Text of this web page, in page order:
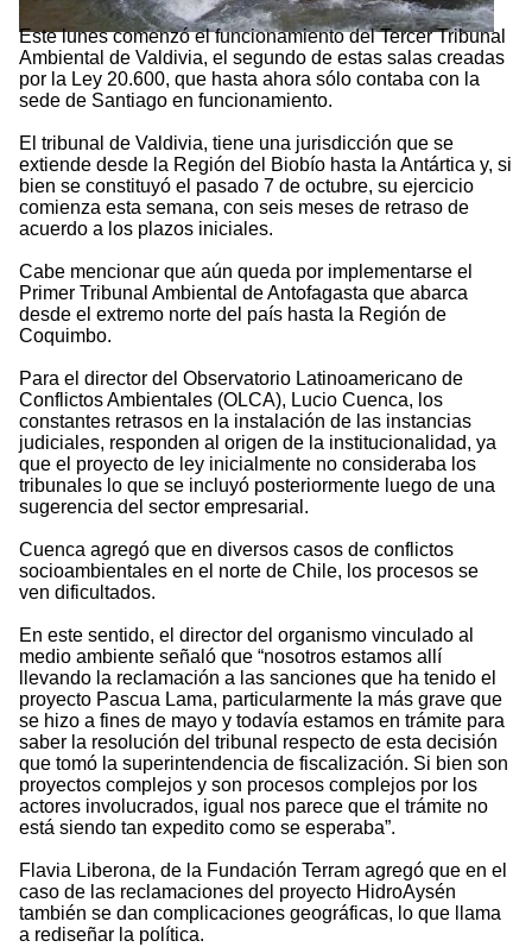
Este lunes comenzó el funcionamiento del Tercer Tribunal
Ambiental de Valdivia, el segundo de estas salas creadas
por la Ley 20.600, que hasta ahora sólo contaba con la
sede de Santiago en funcionamiento.
El tribunal de Valdivia, tiene una jurisdicción que se
extiende desde la Región del Biobío hasta la Antártica y, si
bien se constituyó el pasado 7 de octubre, su ejercicio
comienza esta semana, con seis meses de retraso de
acuerdo a los plazos iniciales.
Cabe mencionar que aún queda por implementarse el
Primer Tribunal Ambiental de Antofagasta que abarca
desde el extremo norte del país hasta la Región de
Coquimbo.
Para el director del Observatorio Latinoamericano de
Conflictos Ambientales (OLCA), Lucio Cuenca, los
constantes retrasos en la instalación de las instancias
judiciales, responden al origen de la institucionalidad, ya
que el proyecto de ley inicialmente no consideraba los
tribunales lo que se incluyó posteriormente luego de una
sugerencia del sector empresarial.
Cuenca agregó que en diversos casos de conflictos
socioambientales en el norte de Chile, los procesos se
ven dificultados.
En este sentido, el director del organismo vinculado al
medio ambiente señaló que “nosotros estamos allí
llevando la reclamación a las sanciones que ha tenido el
proyecto Pascua Lama, particularmente la más grave que
se hizo a fines de mayo y todavía estamos en trámite para
saber la resolución del tribunal respecto de esta decisión
que tomó la superintendencia de fiscalización. Si bien son
proyectos complejos y son procesos complejos por los
actores involucrados, igual nos parece que el trámite no
está siendo tan expedito como se esperaba”.
Flavia Liberona, de la Fundación Terram agregó que en el
caso de las reclamaciones del proyecto HidroAysén
también se dan complicaciones geográficas, lo que llama
a rediseñar la política.